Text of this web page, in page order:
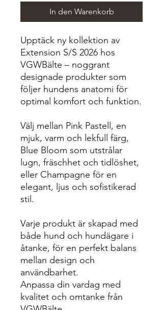
In den Warenkorb
Upptäck ny kollektion av
Extension S/S 2026 hos
VGWBälte – noggrant
designade produkter som
följer hundens anatomi för
optimal komfort och funktion.
Välj mellan Pink Pastell, en
mjuk, varm och lekfull färg,
Blue Bloom som utstrålar
lugn, fräschhet och tidlöshet,
eller Champagne för en
elegant, ljus och sofistikerad
stil.
Varje produkt är skapad med
både hund och hundägare i
åtanke, för en perfekt balans
mellan design och
användbarhet.
Anpassa din vardag med
kvalitet och omtanke från